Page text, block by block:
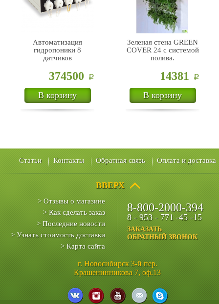
Автоматизация
гидропоники 8
датчиков
374500 Р
В корзину
Зеленая стена GREEN
COVER 24 с системой
полива.
14381 Р
В корзину
Статьи Контакты Обратная связь Оплата и доставка
ВВЕРХ
> Отзывы о магазине
> Как сделать заказ
> Последние новости
> Узнать стоимость доставки
> Карта сайта
г. Новосибирск 3-й пер.
Крашенинникова 7, оф.13
8-800-2000-394
8 - 953 - 771 -45 -15
ЗАКАЗАТЬ
ОБРАТНЫЙ ЗВОНОК